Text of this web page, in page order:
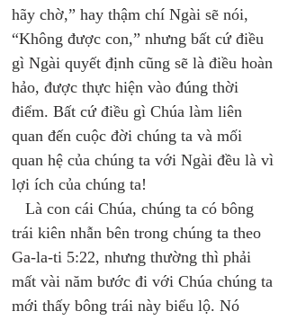
hãy chờ,” hay thậm chí Ngài sẽ nói,
“Không được con,” nhưng bất cứ điều
gì Ngài quyết định cũng sẽ là điều hoàn
hảo, được thực hiện vào đúng thời
điểm. Bất cứ điều gì Chúa làm liên
quan đến cuộc đời chúng ta và mối
quan hệ của chúng ta với Ngài đều là vì
lợi ích của chúng ta!
Là con cái Chúa, chúng ta có bông
trái kiên nhẫn bên trong chúng ta theo
Ga-la-ti 5:22, nhưng thường thì phải
mất vài năm bước đi với Chúa chúng ta
mới thấy bông trái này biểu lộ. Nó